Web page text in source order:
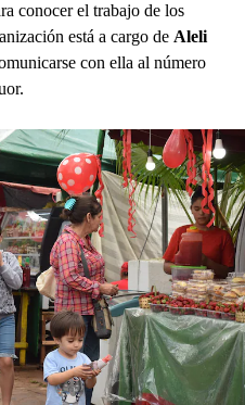
conocer el trabajo de los
está a cargo de Aleli
con ella al número